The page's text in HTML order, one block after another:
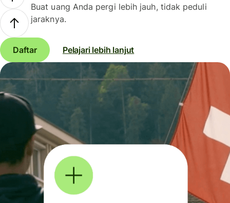
Buat uang Anda pergi lebih jauh, tidak peduli
jaraknya.
Daftar Pelajari lebih lanjut